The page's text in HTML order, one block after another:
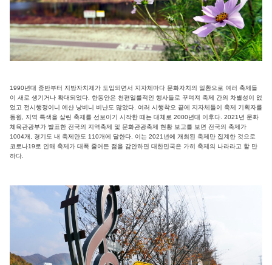
1990년대 중반부터 지방자치제가 도입되면서 지자체마다 문화자치의 일환으로 여러 축제들
이 새로 생기거나 확대되었다. 한동안은 천편일률적인 행사들로 꾸며져 축제 간의 차별성이 없
었고 전시행정이니 예산 낭비니 비난도 많았다. 여러 시행착오 끝에 지자체들이 축제 기획자를
동원, 지역 특색을 살린 축제를 선보이기 시작한 때는 대체로 2000년대 이후다. 2021년 문화
체육관광부가 발표한 전국의 지역축제 및 문화관광축제 현황 보고를 보면 전국의 축제가
1004개, 경기도 내 축제만도 110개에 달한다. 이는 2021년에 개최된 축제만 집계한 것으로
코로나19로 인해 축제가 대폭 줄어든 점을 감안하면 대한민국은 가히 축제의 나라라고 할 만
하다.